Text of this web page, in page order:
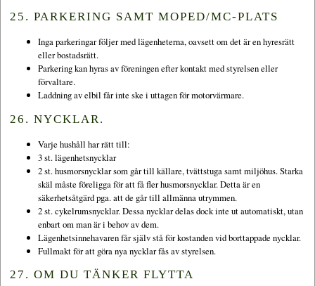
25. PARKERING SAMT MOPED/MC-PLATS
Inga parkeringar följer med lägenheterna, oavsett om det är en hyresrätt
eller bostadsrätt.
Parkering kan hyras av föreningen efter kontakt med styrelsen eller
förvaltare.
Laddning av elbil får inte ske i uttagen för motorvärmare.
26. NYCKLAR.
Varje hushåll har rätt till:
3 st. lägenhetsnycklar
2 st. husmorsnycklar som går till källare, tvättstuga samt miljöhus. Starka
skäl måste föreligga för att få fler husmorsnycklar. Detta är en
säkerhetsåtgärd pga. att de går till allmänna utrymmen.
2 st. cykelrumsnycklar. Dessa nycklar delas dock inte ut automatiskt, utan
enbart om man är i behov av dem.
Lägenhetsinnehavaren får själv stå för kostanden vid borttappade nycklar.
Fullmakt för att göra nya nycklar fås av styrelsen.
27. OM DU TÄNKER FLYTTA